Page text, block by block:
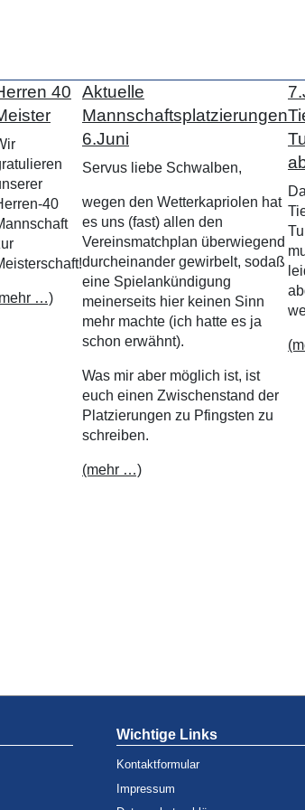
40
40
…)
Aktuelle
Mannschaftsplatzierungen
6.Juni
Servus liebe Schwalben,
wegen den Wetterkapriolen hat
es uns (fast) allen den
Vereinsmatchplan überwiegend
durcheinander gewirbelt, sodaß
eine Spielankündigung
meinerseits hier keinen Sinn
mehr machte (ich hatte es ja
schon erwähnt).
Was mir aber möglich ist, ist
euch einen Zwischenstand der
Platzierungen zu Pfingsten zu
schreiben.
(mehr …)
Wichtige Links
Kontaktformular
Impressum